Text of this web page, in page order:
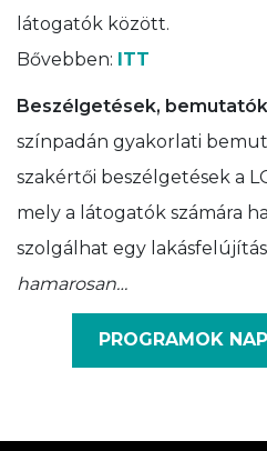
látogatók között.
Bővebben: ITT
Beszélgetések,
színpadán gyakorlati
szakértői beszélgetések a
mely a látogatók számára
szolgálhat egy
hamarosan…
PROGRAMOK